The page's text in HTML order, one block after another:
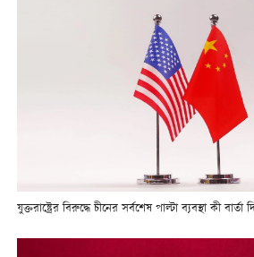
যুক্তরাষ্ট্রের বিরুদ্ধে চীনের সর্বশেষ পাল্টা ব্যবস্থা কী বার্তা